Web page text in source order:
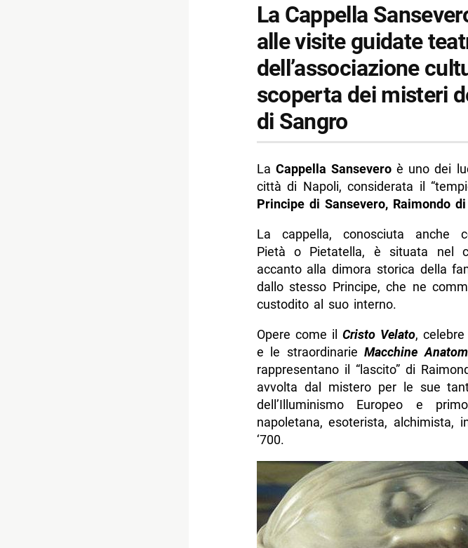
La Cappella
alle visite guidate
dell’associazione
scoperta dei misteri
di Sangro
La Cappella Sanseveroè uno dei
città di Napoli, considerata il
Principe di Sansevero, Raimondo
La cappella, conosciuta anche
Pietà o Pietatella, è situata nel
accanto alla dimora storica della
dallo stesso Principe, che ne
custodito al suo interno.
Opere come il Cristo Velato,
e le straordinarieMacchine
rappresentano il “lascito” di
avvolta dal mistero per le sue
dell’Illuminismo Europeo e
napoletana, esoterista, alchimista,
‘700.